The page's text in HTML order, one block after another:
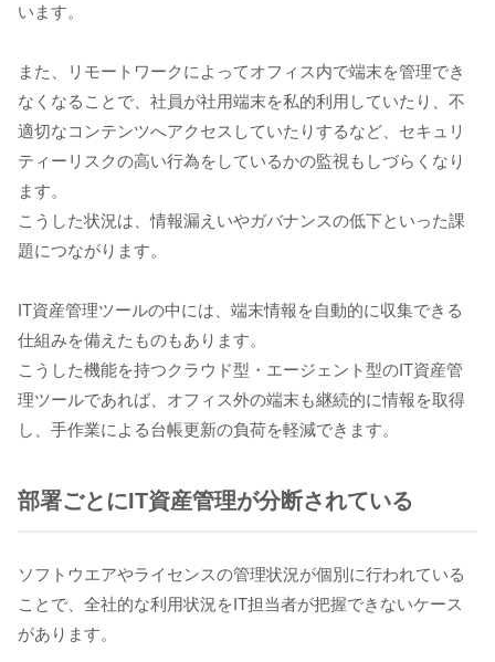
います。
また、リモートワークによってオフィス内で端末を管理でき
なくなることで、社員が社用端末を私的利用していたり、不
適切なコンテンツへアクセスしていたりするなど、セキュリ
ティーリスクの高い行為をしているかの監視もしづらくなり
ます。
こうした状況は、情報漏えいやガバナンスの低下といった課
題につながります。
IT資産管理ツールの中には、端末情報を自動的に収集できる
仕組みを備えたものもあります。
こうした機能を持つクラウド型・エージェント型のIT資産管
理ツールであれば、オフィス外の端末も継続的に情報を取得
し、手作業による台帳更新の負荷を軽減できます。
部署ごとにIT資産管理が分断されている
ソフトウエアやライセンスの管理状況が個別に行われている
ことで、全社的な利用状況をIT担当者が把握できないケース
があります。